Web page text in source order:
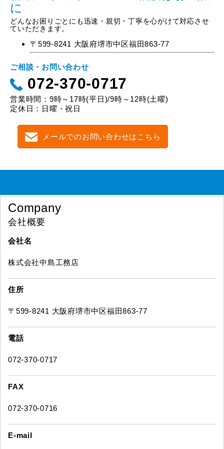
に
どんなお困りごとにも迅速・親切・丁寧を心がけて対応させ
ていただきます。
〒599-8241 大阪府堺市中区福田863-77
ご相談・お問い合わせ
072-370-0717
営業時間：9時～17時(平日)/9時～12時(土曜)
定休日：日曜・祝日
メールでのお問い合わせはこちら
Company
会社概要
会社名
株式会社中島工務店
住所
〒599-8241 大阪府堺市中区福田863-77
電話
072-370-0717
FAX
072-370-0716
E-mail